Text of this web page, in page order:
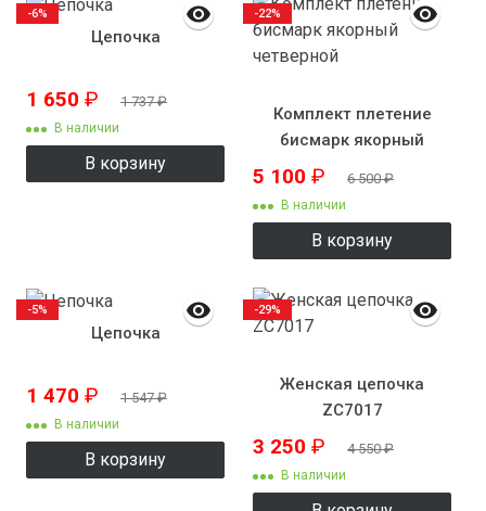
Цепочка
1 650 ₽ 1 737₽
В наличии
В корзину
-6%
Комплект плетение
бисмарк якорный
четверной
5 100 ₽ 6 500₽
В наличии
В корзину
-22%
Цепочка
1 470 ₽ 1 547₽
В наличии
В корзину
-5%
Женская цепочка
ZC7017
3 250 ₽ 4 550₽
В наличии
-29%